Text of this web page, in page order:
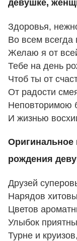
девушке,
Здоровья,
Во всем всегда
Желаю я от
Тебе на день
Чтоб ты от
От радости
Неповторимою
И жизнью
Оригинальное
рождения
Друзей
Нарядов
Цветов
Улыбок
Турне и круизов,